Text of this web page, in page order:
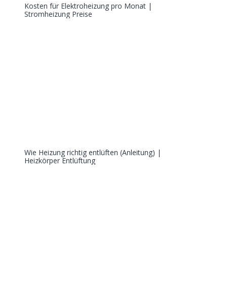
Kosten für Elektroheizung pro Monat |
Stromheizung Preise
Wie Heizung richtig entlüften (Anleitung) |
Heizkörper Entlüftung